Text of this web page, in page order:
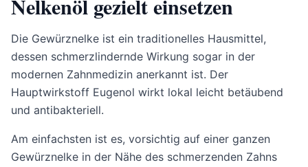
Nelkenöl gezielt einsetzen
Die Gewürznelke ist ein traditionelles Hausmittel,
dessen schmerzlindernde Wirkung sogar in der
modernen Zahnmedizin anerkannt ist. Der
Hauptwirkstoff Eugenol wirkt lokal leicht betäubend
und antibakteriell.
Am einfachsten ist es, vorsichtig auf einer ganzen
Gewürznelke in der Nähe des schmerzenden Zahns